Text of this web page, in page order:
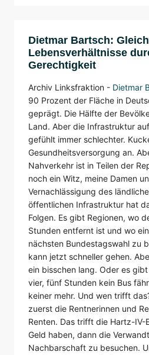
Dietmar Bartsch:
Lebensverhältnisse
Gerechtigkeit
Archiv Linksfraktion - Dietmar
90 Prozent der Fläche in
geprägt. Die Hälfte der
Land. Aber die Infrastruktur
gefühlt immer schlechter.
Gesundheitsversorgung an.
Nahverkehr ist in Teilen der
noch ein Witz, meine Damen
Vernachlässigung des
öffentlichen Infrastruktur hat
Folgen. Es gibt Regionen, wo
Stunden entfernt ist und wo
nächsten Bundestagswahl zu
kann jetzt schneller gehen.
ein bisschen lang. Oder es
vier, fünf Stunden kein Bus
keiner mehr. Und wen trifft
zuerst die Rentnerinnen und
Renten. Das trifft die Hartz-IV-
Geld haben, dann die
Nachbarschaft zu besuchen.